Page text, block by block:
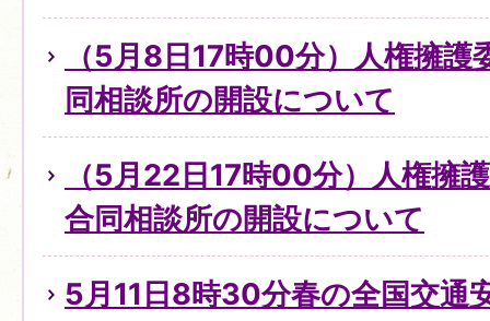
（5月8日17時00分）人権擁護
同相談所の開設について
（5月22日17時00分）人権擁
合同相談所の開設について
5月11日8時30分春の全国交通